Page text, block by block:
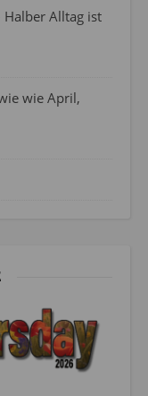
Alltag ist
wie April,